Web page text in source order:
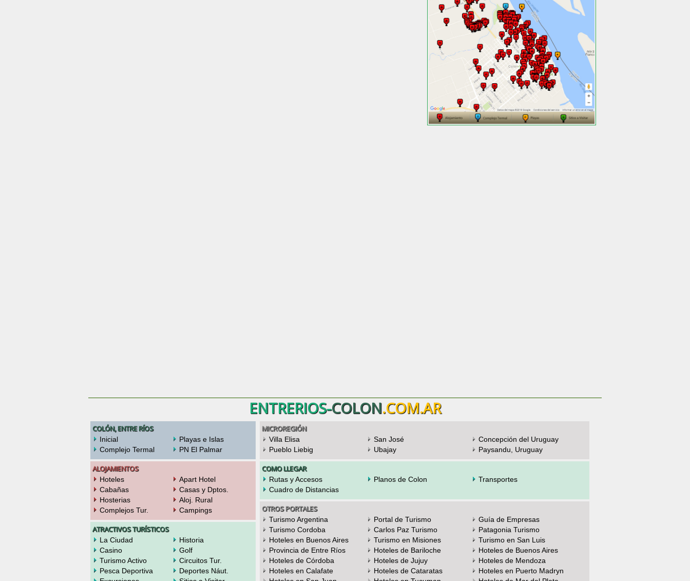
ENTRERIOS-COLON.COM.AR
COLÓN, ENTRE RÍOS
Inicial
Playas e Islas
Complejo Termal
PN El Palmar
ALOJAMIENTOS
Hoteles
Apart Hotel
Cabañas
Casas y Dptos.
Hosterias
Aloj. Rural
Complejos Tur.
Campings
ATRACTIVOS TURÍSTICOS
La Ciudad
Historia
Casino
Golf
Turismo Activo
Circuitos Tur.
Pesca Deportiva
Deportes Náut.
MICROREGIÓN
Villa Elisa San José
Concepción del Uruguay
Pueblo Liebig
Ubajay Paysandu, Uruguay
COMO LLEGAR
Rutas y Accesos Planos de Colon
Transportes
Cuadro de Distancias
OTROS PORTALES
Turismo Argentina Portal de Turismo
Guía de Empresas
Turismo Cordoba
Carlos Paz Turismo
Patagonia Turismo
Hoteles en Buenos Aires
Turismo en Misiones
Turismo en San Luis
Provincia de Entre Ríos
Hoteles de Bariloche
Hoteles de Buenos Aires
Hoteles de Córdoba
Hoteles de Jujuy
Hoteles de Mendoza
Hoteles en Calafate
Hoteles de Cataratas
Hoteles en Puerto Madryn